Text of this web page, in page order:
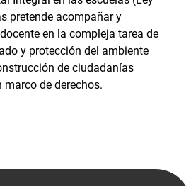
pretende acompañar y
en la compleja tarea de
y protección del ambiente
de ciudadanías
de derechos.